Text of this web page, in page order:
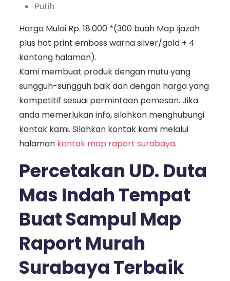
Putih
Harga Mulai Rp. 18.000 *(300 buah Map Ijazah
plus hot print emboss warna silver/gold + 4
kantong halaman).
Kami membuat produk dengan mutu yang
sungguh-sungguh baik dan dengan harga yang
kompetitif sesuai permintaan pemesan. Jika
anda memerlukan info, silahkan menghubungi
kontak kami. Silahkan kontak kami melalui
halaman kontak map raport surabaya.
Percetakan UD. Duta
Mas Indah Tempat
Buat Sampul Map
Raport Murah
Surabaya Terbaik